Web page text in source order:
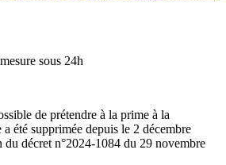
sous 24h
de prétendre à la prime à la
été supprimée depuis le 2 décembre
décret n°2024-1084 du 29 novembre